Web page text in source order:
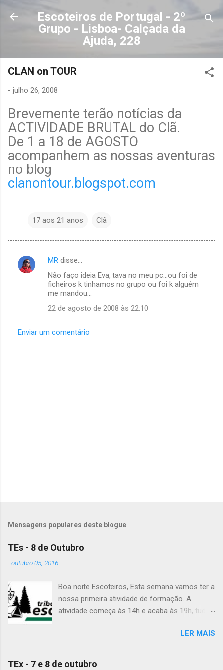
Avançar para o conteúdo principal
Escoteiros de Portugal - 2º
Grupo - Lisboa- Calçada da
Ajuda, 228
CLAN on TOUR
- julho 26, 2008
Brevemente terão notícias da
ACTIVIDADE BRUTAL do Clã.
De 1 a 18 de AGOSTO
acompanhem as nossas aventuras
no blog
clanontour.blogspot.com
17 aos 21 anos Clã
C
t
MR disse…
Não faço ideia Eva, tava no meu pc...ou foi de
ficheiros k tinhamos no grupo ou foi k alguém
me mandou...
22 de agosto de 2008 às 22:10
Enviar um comentário
Mensagens populares deste blogue
TEs - 8 de Outubro
-outubro 05, 2016
Boa noite Escoteiros, Esta semana vamos ter a
nossa primeira atividade de formação. A
atividade começa às 14h e acaba às 19h, tudo
lanche (não pode ser dinheiro!), água, papel e
caneta. Para a Diana, a Inês, o Dawton,
Valentino e Rafael a atividade começa à 13h .
LER MAIS
TEx - 7 e 8 de outubro